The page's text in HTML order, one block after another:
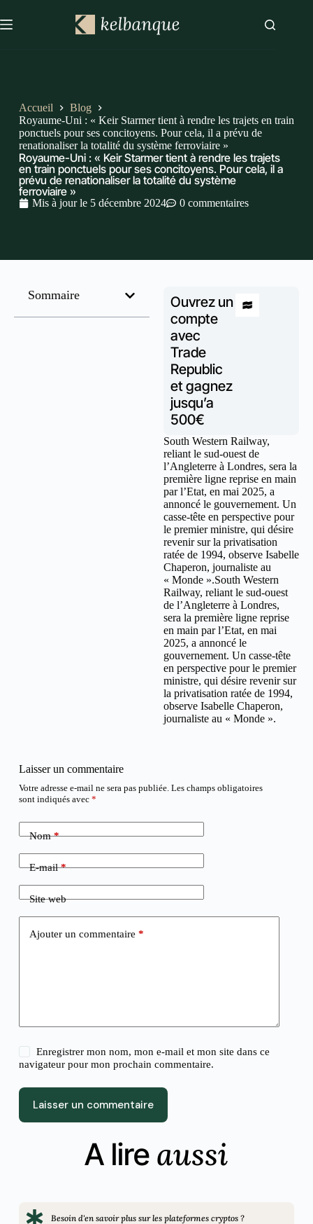
Accueil
Blog
Royaume-Uni : « Keir Starmer tient à rendre les trajets en train
ponctuels pour ses concitoyens. Pour cela, il a prévu de
renationaliser la totalité du système ferroviaire »
Royaume-Uni : « Keir Starmer tient à rendre les trajets
en train ponctuels pour ses concitoyens. Pour cela, il a
prévu de renationaliser la totalité du système
ferroviaire »
Mis à jour le 5 décembre 2024 0 commentaires
Sommaire
Ouvrez un
compte
avec
Trade
Republic
et gagnez
jusqu’a
500€
South Western Railway,
reliant le sud-ouest de
l’Angleterre à Londres, sera la
première ligne reprise en main
par l’Etat, en mai 2025, a
annoncé le gouvernement. Un
casse-tête en perspective pour
le premier ministre, qui désire
revenir sur la privatisation
ratée de 1994, observe Isabelle
Chaperon, journaliste au
« Monde ».South Western
Railway, reliant le sud-ouest
de l’Angleterre à Londres,
sera la première ligne reprise
en main par l’Etat, en mai
2025, a annoncé le
gouvernement. Un casse-tête
en perspective pour le premier
ministre, qui désire revenir sur
la privatisation ratée de 1994,
observe Isabelle Chaperon,
journaliste au « Monde ».
Laisser un commentaire
Votre adresse e-mail ne sera pas publiée. Les champs obligatoires
sont indiqués avec *
Nom*
E-mail*
Site web
Ajouter un commentaire *
Enregistrer mon nom, mon e-mail et mon site dans ce
navigateur pour mon prochain commentaire.
Laisser un commentaire
A lire aussi
Besoin d'en savoir plus sur les plateformes cryptos ?